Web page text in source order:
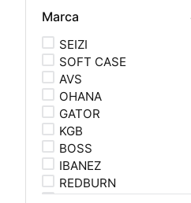
Marca
SEIZI
SOFT CASE
AVS
OHANA
GATOR
KGB
BOSS
IBANEZ
REDBURN